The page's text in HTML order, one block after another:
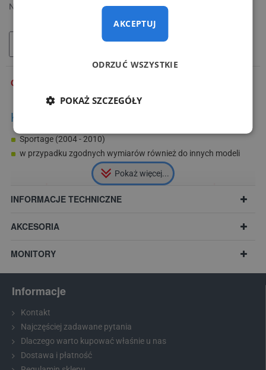
Netto: 178,05 zł
DODAJ DO KOSZYKA
OPIS
Kamera pasuje do modeli Kia:
Sportage (2004 - 2010)
w przypadku zgodnych wymiarów również do innych modeli
Zalecenie:
Przed zakupem prosimy zmierzyć wymiary światła nad
tablicą rejestracyjną i porównać z wybranym modelem.
INFORMACJE TECHNICZNE
AKCESORIA
MONITORY
Informacje
Kontakt
Najczęściej zadawane pytania
Dlaczego warto kupować właśnie u nas
Dostawa i płatność
AKCEPTUJ
ODRZUĆ WSZYSTKIE
POKAŻ SZCZEGÓŁY